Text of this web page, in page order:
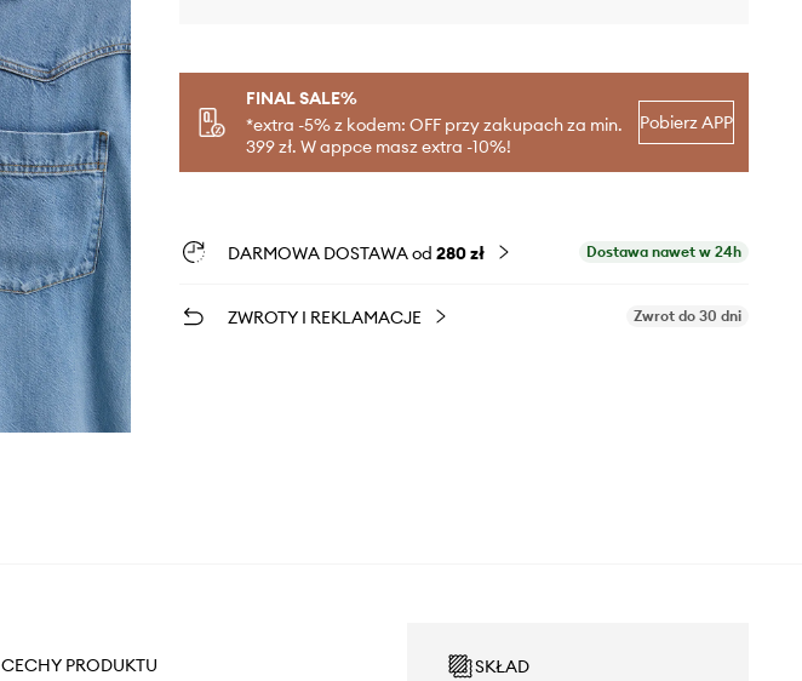
FINAL SALE%
*extra -5% z kodem: OFF przy zakupach za min.
399 zł. W appce masz extra -10%!
Pobierz APP
DARMOWA DOSTAWA od 280 zł Dostawa nawet w 24h
ZWROTY I REKLAMACJE Zwrot do 30 dni
CECHY PRODUKTU SKŁAD